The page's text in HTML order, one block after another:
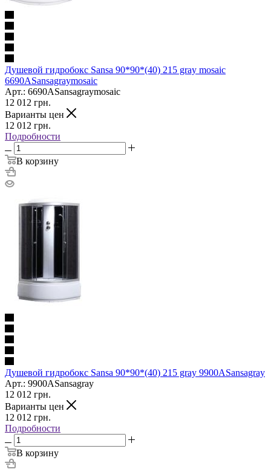
Душевой гидробокс Sansa 90*90*(40) 215 gray mosaic
6690ASansagraymosaic
Арт.: 6690ASansagraymosaic
12 012 грн.
Варианты цен
12 012 грн.
Подробности
В корзину
Душевой гидробокс Sansa 90*90*(40) 215 gray 9900ASansagray
Арт.: 9900ASansagray
12 012 грн.
Варианты цен
12 012 грн.
Подробности
В корзину